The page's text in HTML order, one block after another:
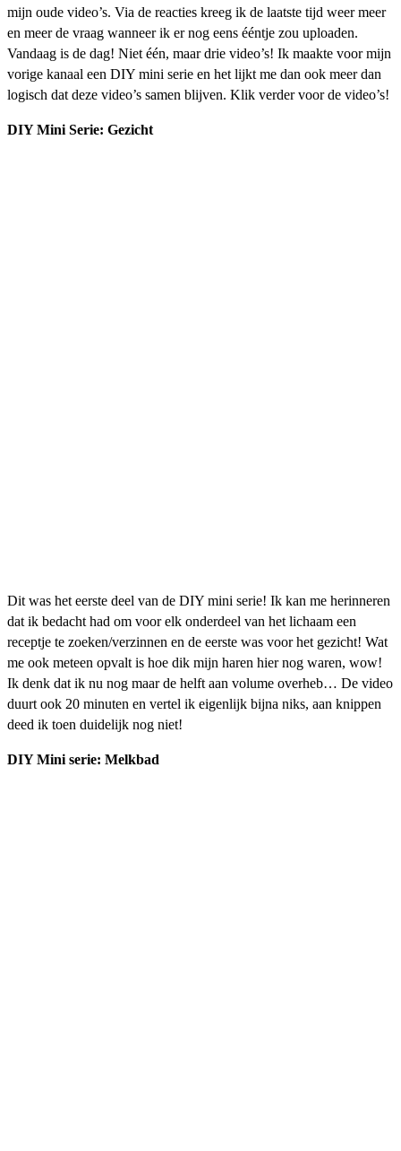
mijn oude video’s. Via de reacties kreeg ik de laatste tijd weer meer
en meer de vraag wanneer ik er nog eens ééntje zou uploaden.
Vandaag is de dag! Niet één, maar drie video’s! Ik maakte voor mijn
vorige kanaal een DIY mini serie en het lijkt me dan ook meer dan
logisch dat deze video’s samen blijven. Klik verder voor de video’s!
DIY Mini Serie: Gezicht
Dit was het eerste deel van de DIY mini serie! Ik kan me herinneren
dat ik bedacht had om voor elk onderdeel van het lichaam een
receptje te zoeken/verzinnen en de eerste was voor het gezicht! Wat
me ook meteen opvalt is hoe dik mijn haren hier nog waren, wow!
Ik denk dat ik nu nog maar de helft aan volume overheb… De video
duurt ook 20 minuten en vertel ik eigenlijk bijna niks, aan knippen
deed ik toen duidelijk nog niet!
DIY Mini serie: Melkbad